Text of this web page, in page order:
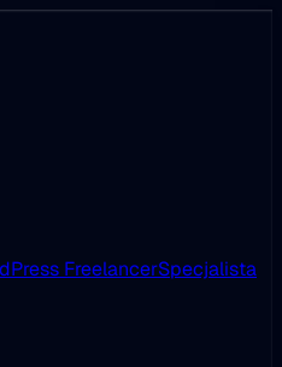
FreelancerSpecjalista